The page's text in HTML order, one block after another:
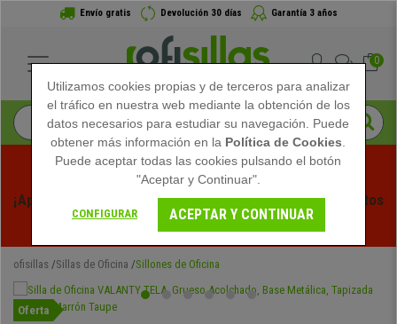
Envío gratis Devolución 30 días Garantía 3 años
0
¡Aprovecha las Rebajas de Verano en Ofisillas! Descuentos
Exclusivos por Tiempo Limitado - Ver Promo
ofisillas Sillas de Oficina Sillones de Oficina
Oferta
Utilizamos cookies propias y de terceros para analizar
el tráfico en nuestra web mediante la obtención de los
datos necesarios para estudiar su navegación. Puede
obtener más información en la Política de Cookies
Puede aceptar todas las cookies pulsando el botón
"Aceptar y Continuar".
CONFIGURAR ACEPTAR Y CONTINUAR